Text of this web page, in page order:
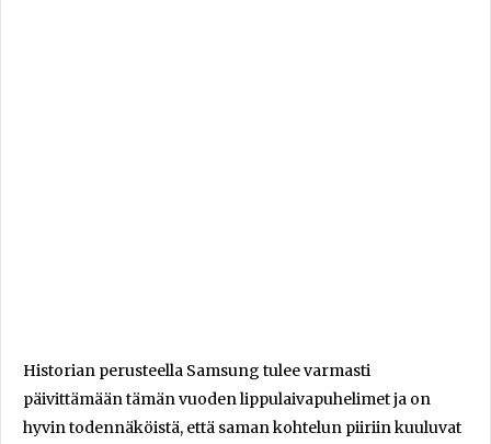
Historian perusteella Samsung tulee varmasti
päivittämään tämän vuoden lippulaivapuhelimet ja on
hyvin todennäköistä, että saman kohtelun piiriin kuuluvat